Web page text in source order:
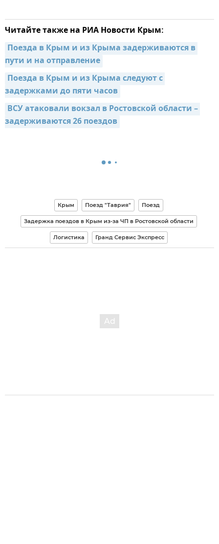
Читайте также на РИА Новости Крым:
Поезда в Крым и из Крыма задерживаются в
пути и на отправление
Поезда в Крым и из Крыма следуют с
задержками до пяти часов
ВСУ атаковали вокзал в Ростовской области –
задерживаются 26 поездов
Крым Поезд "Таврия" Поезд
Задержка поездов в Крым из-за ЧП в Ростовской области
Логистика Гранд Сервис Экспресс